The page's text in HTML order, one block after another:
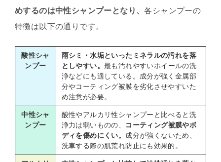
めするのは中性シャンプーとなり、各シャンプーの
特徴は以下の通りです。
酸性シャ
ンプー
雨シミ・水垢といったミネラルの汚れを落
としやすい。 最も汚れやすいホイールの洗
浄などにも適している。成分が強く金属部
分やコーティング被膜を劣化させやすいた
め注意が必要。
中性シャ
ンプー
酸性やアルカリ性シャンプーと比べると洗
浄力は弱いものの、
コーティング被膜やボ
ディを傷めにくい。 成分が強くないため、
洗車する際の肌荒れ防止にも効果的。